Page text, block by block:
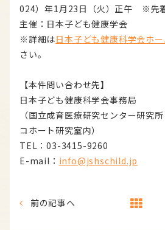
024）年1月23日（火）正午 ※先
主催：日本子ども健康学会
※詳細は日本子ども健康科学会ホ
さい。
【本件問い合わせ先】
日本子ども健康科学会事務局
（国立成育医療研究センター研究
コホート研究室内）
TEL：03-3415-9260
E-mail： info@jshschild.jp
前の記事へ